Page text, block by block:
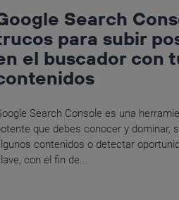
Search
para subir
el buscador con
Search Console es una
que debes conocer y dominar,
contenidos o detectar
con el fin de...